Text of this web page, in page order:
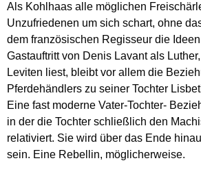
Als Kohlhaas alle möglichen
Unzufriedenen um sich schart, ohne
dem französischen Regisseur die
Gastauftritt von Denis Lavant als
Leviten liest, bleibt vor allem die
Pferdehändlers zu seiner Tochter
Eine fast moderne Vater-Tochter-
in der die Tochter schließlich den
relativiert. Sie wird über das Ende
sein. Eine Rebellin, möglicherweise.